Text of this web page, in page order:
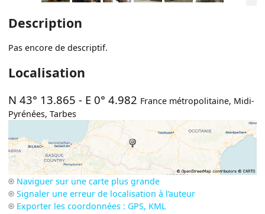
Description
Pas encore de descriptif.
Localisation
N 43° 13.865 - E 0° 4.982 France métropolitaine, Midi-
Pyrénées,Tarbes
Naviguer sur une carte plus grande
Signaler une erreur de localisation à l’auteur
Exporter les coordonnées : GPS, KML